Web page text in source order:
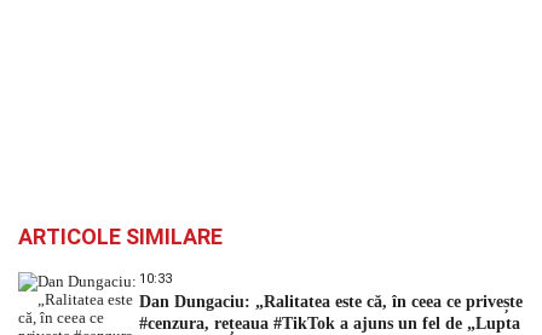
ARTICOLE SIMILARE
10:33
Dan Dungaciu: „Ralitatea este că, în ceea ce privește
#cenzura, rețeaua #TikTok a ajuns un fel de „Lupta